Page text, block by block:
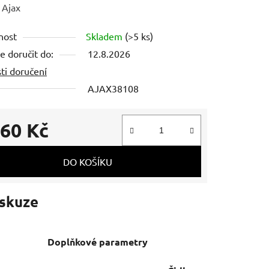
Ajax
Skladem (>5 ks)
doručit do:
12.8.2026
doručení
AJAX38108
Kč
cena:
DO KOŠÍKU
Doplňkové parametry